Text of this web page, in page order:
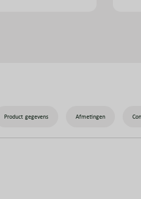
Product gegevens Afmetingen